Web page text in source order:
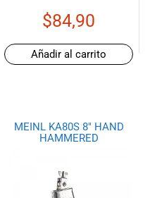
$84,90
Añadir al carrito
MEINL KA80S 8″ HAND
HAMMERED